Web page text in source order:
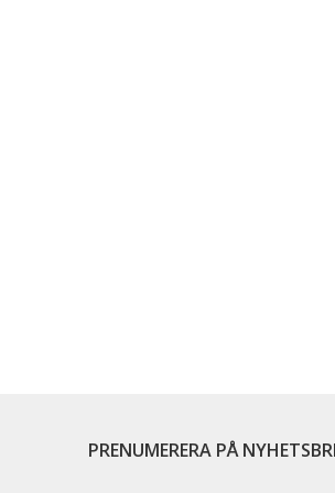
PRENUMERERA PÅ